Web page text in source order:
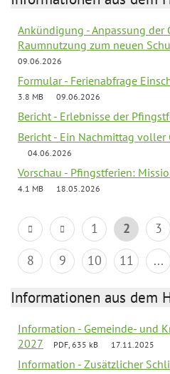
Ankündigung - Anpassung der
Raumnutzung zum neuen
09.06.2026
Formular - Ferienabfrage
3.8 MB
09.06.2026
Bericht - Erlebnisse der
Bericht - Ein Nachmittag voller
04.06.2026
Vorschau - Pfingstferien:
4.1 MB
18.05.2026
1 2 3
8
9 10 11 ...
Informationen aus dem
Information - Gemeinde- und
2027
PDF, 635 kB 17.11.2025
Information - Zusätzlicher